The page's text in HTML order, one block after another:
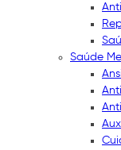
Saúde